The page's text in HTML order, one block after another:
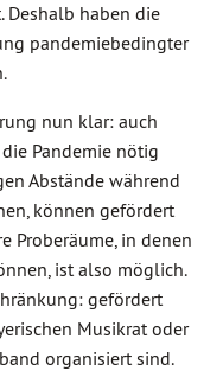
Deshalb haben die
pandemiebedingter
nun klar: auch
Pandemie nötig
Abstände während
können gefördert
Proberäume, in denen
ist also möglich.
gefördert
Musikrat oder
organisiert sind.